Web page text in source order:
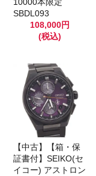
SBDL093
108,000円
(税込)
【中古】【箱・保
証書付】SEIKO(セ
イコー) アストロン